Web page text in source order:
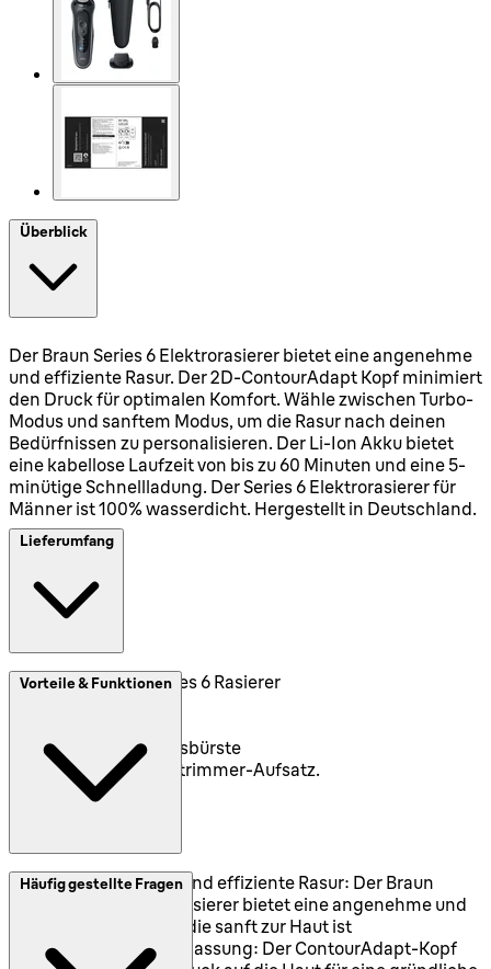
Überblick
Der Braun Series 6 Elektrorasierer bietet eine angenehme
und effiziente Rasur. Der 2D-ContourAdapt Kopf minimiert
den Druck für optimalen Komfort. Wähle zwischen Turbo-
Modus und sanftem Modus, um die Rasur nach deinen
Bedürfnissen zu personalisieren. Der Li-Ion Akku bietet
eine kabellose Laufzeit von bis zu 60 Minuten und eine 5-
minütige Schnellladung. Der Series 6 Elektrorasierer für
Männer ist 100% wasserdicht. Hergestellt in Deutschland.
Lieferumfang
1x Braun Series 6 Rasierer
1x Reinigungsbürste
1x Präzisionstrimmer-Aufsatz.
Vorteile & Funktionen
Angenehme und effiziente Rasur: Der Braun
Series 6 Elektrorasierer bietet eine angenehme und
effiziente Rasur, die sanft zur Haut ist
2D-Konturanpassung: Der ContourAdapt-Kopf
Häufig gestellte Fragen